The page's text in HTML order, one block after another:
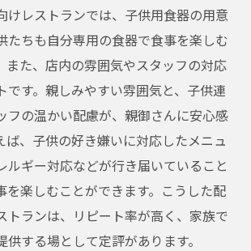
けレストランでは、子供用食器の用意
たちも自分専用の食器で食事を楽しむ
また、店内の雰囲気やスタッフの対応
です。親しみやすい雰囲気と、子供連
フの温かい配慮が、親御さんに安心感
ば、子供の好き嫌いに対応したメニュ
ルギー対応などが行き届いていること
を楽しむことができます。こうした配
トランは、リピート率が高く、家族で
供する場として定評があります。